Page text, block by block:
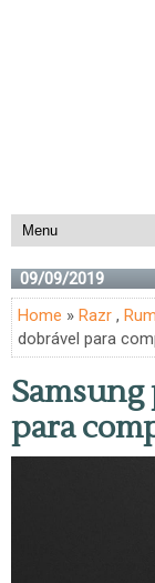
09/09/2019
Home » Razr ,
dobrável para
para